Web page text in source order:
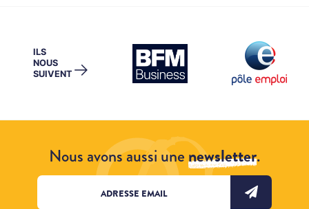
ILS
NOUS
SUIVENT →
Nous avons aussi unenewsletter.